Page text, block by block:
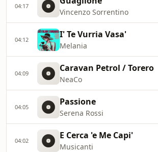
04:17
Vincenzo Sorrentino
04:12 I' Te Vurria Vasa'
Melania
04:09 Caravan Petrol / Torero
NeaCo
04:05 Passione
Serena Rossi
04:02 E Cerca 'e Me Capi'
Musicanti